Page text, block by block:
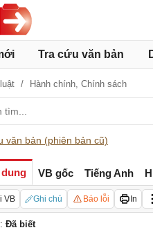
Tra cứu văn bản
Hành chính, Chính sách
văn bản (phiên bản cũ)
VB gốc Tiếng Anh
VB Ghi chú Báo lỗi In
Đã biết